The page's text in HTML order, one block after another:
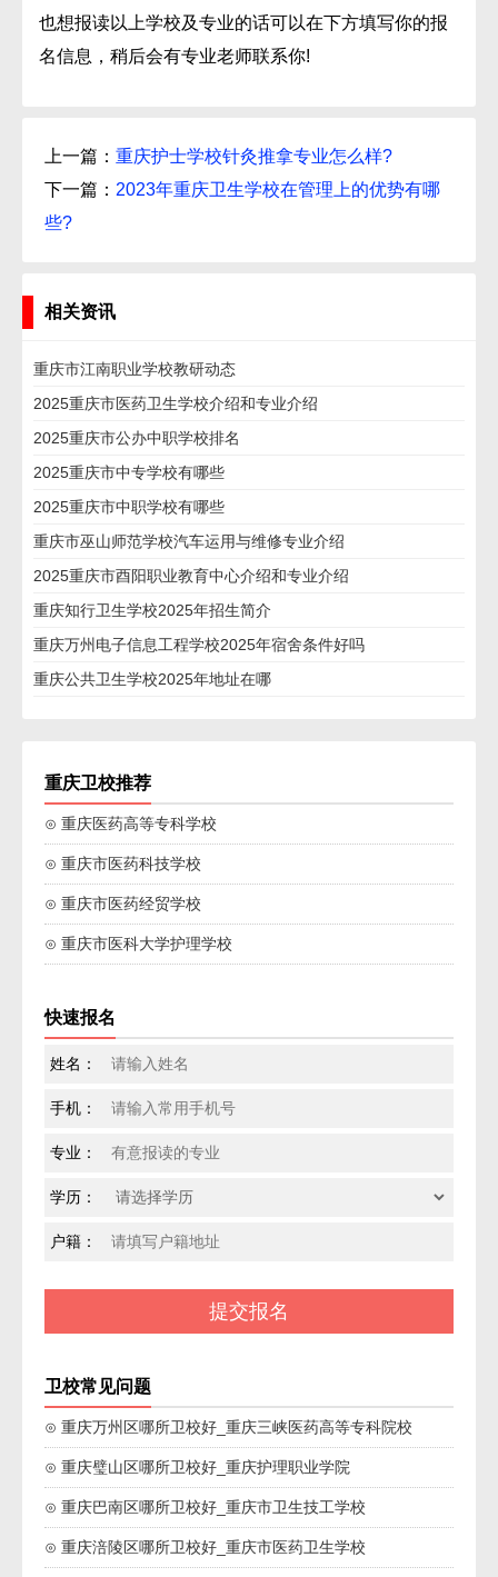
也想报读以上学校及专业的话可以在下方填写你的报
名信息，稍后会有专业老师联系你!
上一篇： 重庆护士学校针灸推拿专业怎么样?
下一篇： 2023年重庆卫生学校在管理上的优势有哪
些?
相关资讯
重庆市江南职业学校教研动态
2025重庆市医药卫生学校介绍和专业介绍
2025重庆市公办中职学校排名
2025重庆市中专学校有哪些
2025重庆市中职学校有哪些
重庆市巫山师范学校汽车运用与维修专业介绍
2025重庆市酉阳职业教育中心介绍和专业介绍
重庆知行卫生学校2025年招生简介
重庆万州电子信息工程学校2025年宿舍条件好吗
重庆公共卫生学校2025年地址在哪
重庆卫校推荐
⊙ 重庆医药高等专科学校
⊙ 重庆市医药科技学校
⊙ 重庆市医药经贸学校
⊙ 重庆市医科大学护理学校
快速报名
姓名：
手机：
专业：
学历：
户籍：
卫校常见问题
⊙ 重庆万州区哪所卫校好_重庆三峡医药高等专科院校
⊙ 重庆璧山区哪所卫校好_重庆护理职业学院
⊙ 重庆巴南区哪所卫校好_重庆市卫生技工学校
⊙ 重庆涪陵区哪所卫校好_重庆市医药卫生学校